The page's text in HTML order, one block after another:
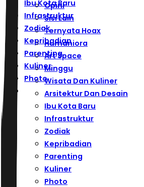
Ibu Kota Baru
Infrastruktur
Zodiak
Kepribadian
Parenting
Kuliner
Photo
Opini
Sisi Lain
Ternyata Hoax
Humaniora
Art Space
Minggu
Wisata Dan Kuliner
Arsitektur Dan Desain
Ibu Kota Baru
Infrastruktur
Zodiak
Kepribadian
Parenting
Kuliner
Photo